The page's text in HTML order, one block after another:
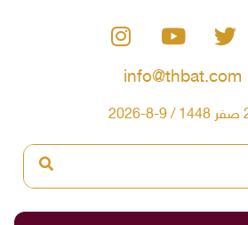
info@thbat.com